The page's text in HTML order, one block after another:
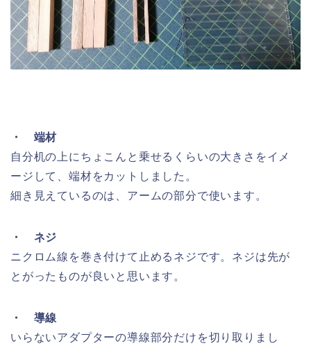
・ 端材
自分机の上にちょこんと乗せるくらいの大きさをイメ
ージして、端材をカットしました。
細き見えているのは、アームの部分で使います。
・ ネジ
ニクロム線を巻き付けて止めるネジです。ネジは先が
とがったものが良いと思います。
・ 導線
いらないアダプターの導線部分だけを切り取りまし